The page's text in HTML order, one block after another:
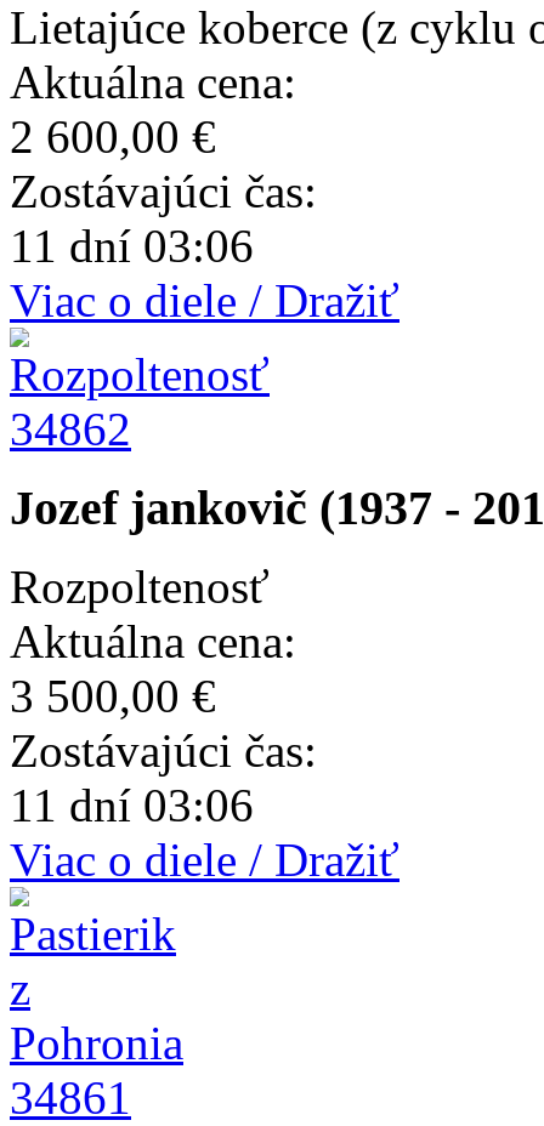
Lietajúce koberce (z cyklu
Aktuálna cena:
2 600,00 €
Zostávajúci čas:
11 dní 03:06
Viac o diele / Dražiť
34862
Jozef jankovič (1937 -
Rozpoltenosť
Aktuálna cena:
3 500,00 €
Zostávajúci čas:
11 dní 03:06
Viac o diele / Dražiť
34861